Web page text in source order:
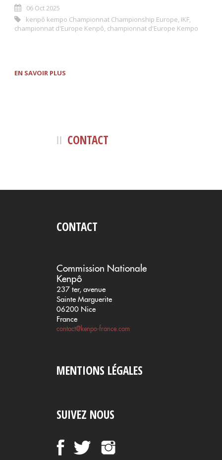
06 Oct 2025
kenpô kempo Championnat Championship Europe, IKF,
championnat d'Europe Kenpô, championnat d'Europe Kempo
EN SAVOIR PLUS
CONTACT
CONTACT
Commission Nationale
Kenpô
237 ter, avenue
Sainte Marguerite
06200 Nice
France
contact@kenpo-france.com
MENTIONS LÉGALES
SUIVEZ NOUS